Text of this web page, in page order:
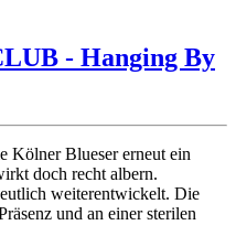
- Hanging By
Kölner Blueser erneut ein
doch recht albern.
weiterentwickelt. Die
und an einer sterilen